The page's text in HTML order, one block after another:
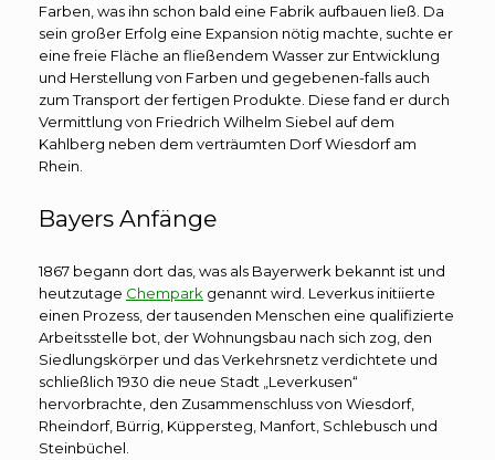
Farben, was ihn schon bald eine Fabrik aufbauen ließ. Da
sein großer Erfolg eine Expansion nötig machte, suchte er
eine freie Fläche an fließendem Wasser zur Entwicklung
und Herstellung von Farben und gegebenen-falls auch
zum Transport der fertigen Produkte. Diese fand er durch
Vermittlung von Friedrich Wilhelm Siebel auf dem
Kahlberg neben dem verträumten Dorf Wiesdorf am
Rhein.
Bayers Anfänge
1867 begann dort das, was als Bayerwerk bekannt ist und
heutzutage Chempark genannt wird. Leverkus initiierte
einen Prozess, der tausenden Menschen eine qualifizierte
Arbeitsstelle bot, der Wohnungsbau nach sich zog, den
Siedlungskörper und das Verkehrsnetz verdichtete und
schließlich 1930 die neue Stadt „Leverkusen“
hervorbrachte, den Zusammenschluss von Wiesdorf,
Rheindorf, Bürrig, Küppersteg, Manfort, Schlebusch und
Steinbüchel.